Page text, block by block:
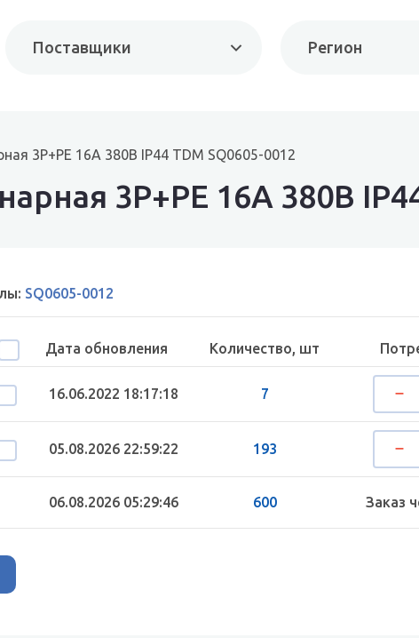
Поставщики Регион
3Р+РЕ 16А 380В IP44 TDM SQ0605-0012
3Р+РЕ 16А 380В
SQ0605-0012
Дата обновления Количество, шт
16.06.2022 18:17:18 7
05.08.2026 22:59:22 193
06.08.2026 05:29:46 600 Заказ